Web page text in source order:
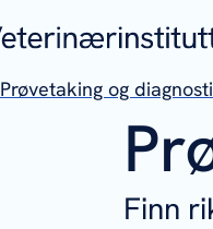
Prøvetaking og
Finn